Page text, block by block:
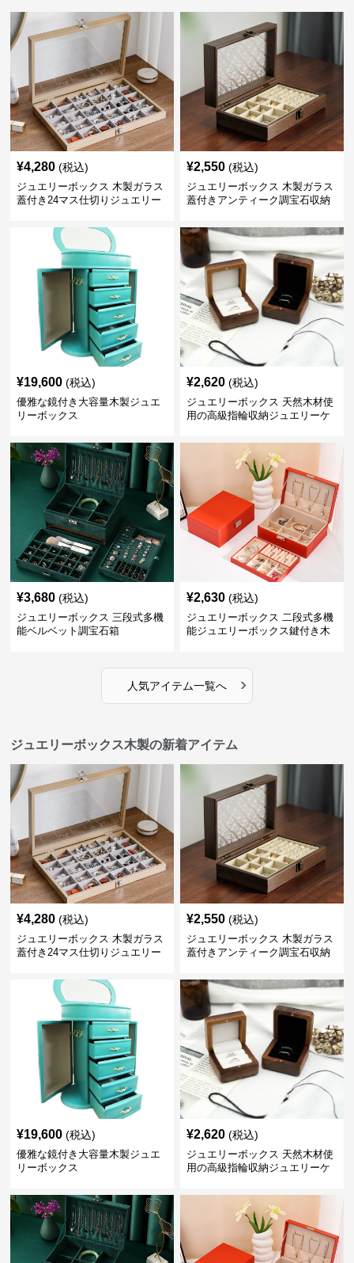
¥4,280 (税込)
ジュエリーボックス 木製ガラス
蓋付き24マス仕切りジュエリー
¥2,550 (税込)
ジュエリーボックス 木製ガラス
蓋付きアンティーク調宝石収納
¥19,600 (税込)
優雅な鏡付き大容量木製ジュエ
リーボックス
¥2,620 (税込)
ジュエリーボックス 天然木材使
用の高級指輪収納ジュエリーケ
¥3,680 (税込)
ジュエリーボックス 三段式多機
能ベルベット調宝石箱
¥2,630 (税込)
ジュエリーボックス 二段式多機
能ジュエリーボックス鍵付き木
人気アイテム一覧へ ›
ジュエリーボックス木製の新着アイテム
¥4,280 (税込)
ジュエリーボックス 木製ガラス
蓋付き24マス仕切りジュエリー
¥2,550 (税込)
ジュエリーボックス 木製ガラス
蓋付きアンティーク調宝石収納
¥19,600 (税込)
優雅な鏡付き大容量木製ジュエ
リーボックス
¥2,620 (税込)
ジュエリーボックス 天然木材使
用の高級指輪収納ジュエリーケ